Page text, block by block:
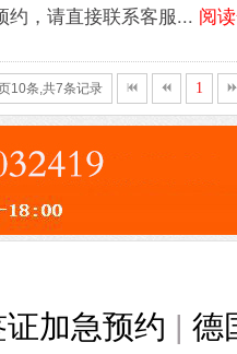
约，请直接联系客服... 阅
10条,共7条记录 1
加急预约 | 德